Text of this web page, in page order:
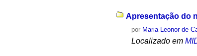
Apresentação do
por Maria Leonor de
Localizado em